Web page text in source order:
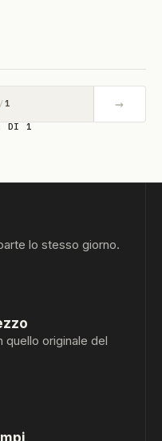
/1 →
DI 1
lo stesso giorno.
originale del